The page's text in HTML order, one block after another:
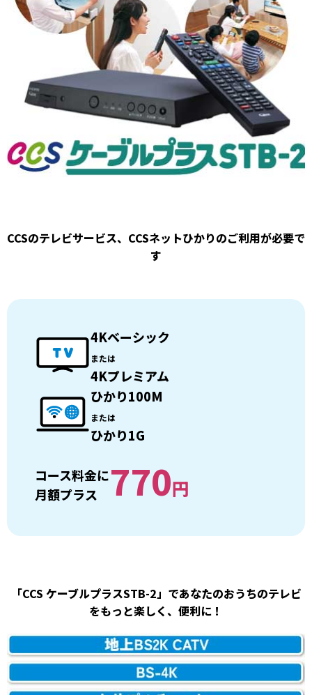
CCSのテレビサービス、CCSネットひかりのご利用が必要で
す
4Kベーシック
または
4Kプレミアム
ひかり100M
または
ひかり1G
コース料金に
月額プラス
770円
「CCS ケーブルプラスSTB-2」であなたのおうちのテレビ
をもっと楽しく、便利に！